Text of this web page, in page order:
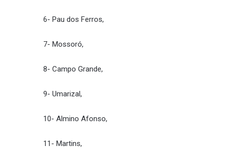
6- Pau dos Ferros,
7- Mossoró,
8- Campo Grande,
9- Umarizal,
10- Almino Afonso,
11- Martins,